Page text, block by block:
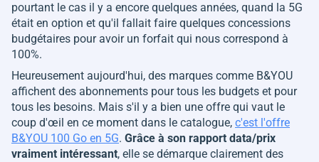
pourtant le cas il y a encore quelques années, quand la 5G
était en option et qu'il fallait faire quelques concessions
budgétaires pour avoir un forfait qui nous correspond à
100%.
Heureusement aujourd'hui, des marques comme B&YOU
affichent des abonnements pour tous les budgets et pour
tous les besoins. Mais s'il y a bien une offre qui vaut le
coup d'œil en ce moment dans le catalogue, c'est l'offre
B&YOU 100 Go en 5G. Grâce à son rapport data/prix
vraiment intéressant, elle se démarque clairement des